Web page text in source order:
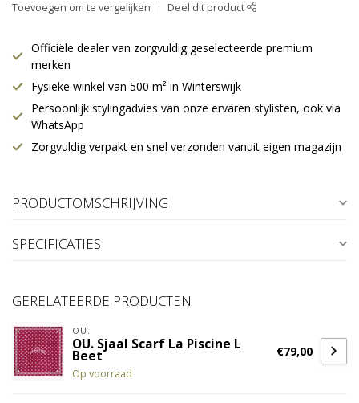
Toevoegen om te vergelijken Deel dit product
Officiële dealer van zorgvuldig geselecteerde premium
merken
Fysieke winkel van 500 m² in Winterswijk
Persoonlijk stylingadvies van onze ervaren stylisten, ook via
WhatsApp
Zorgvuldig verpakt en snel verzonden vanuit eigen magazijn
PRODUCTOMSCHRIJVING
SPECIFICATIES
GERELATEERDE PRODUCTEN
OU.
OU. Sjaal Scarf La Piscine L
Beet
Op voorraad
€79,00